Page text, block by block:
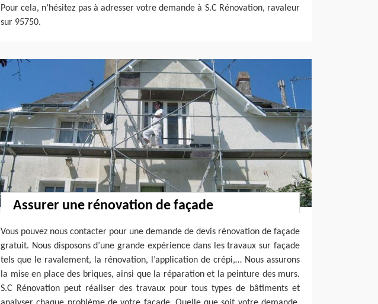
Pour cela, n’hésitez pas à adresser votre demande à S.C Rénovation, ravaleur
sur 95750.
Assurer une rénovation de façade
Vous pouvez nous contacter pour une demande de devis rénovation de façade
gratuit. Nous disposons d’une grande expérience dans les travaux sur façade
tels que le ravalement, la rénovation, l’application de crépi,… Nous assurons
la mise en place des briques, ainsi que la réparation et la peinture des murs.
S.C Rénovation peut réaliser des travaux pour tous types de bâtiments et